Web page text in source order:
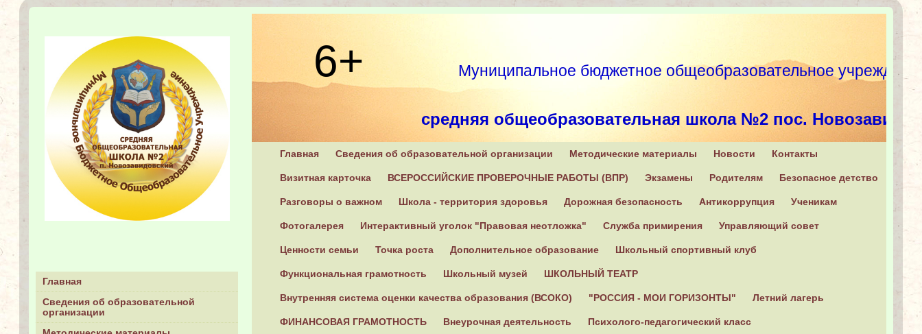
Главная
Сведения об образовательной
организации
6+ Муниципальное бюджетное общеобразовательное
средняя общеобразовательная школа №2 пос.
171270, Тверская область, Конаковский район, п. Новозавидовский, ул. Советская, 6
+7 (482 42) 2-16-31
Главная Сведения об образовательной организации Методические материалы Новости Контакты
Визитная карточка ВСЕРОССИЙСКИЕ ПРОВЕРОЧНЫЕ РАБОТЫ (ВПР) Экзамены Родителям Безопасное детство
Разговоры о важном Школа - территория здоровья Дорожная безопасность Антикоррупция Ученикам
Фотогалерея Интерактивный уголок "Правовая неотложка" Служба примирения Управляющий совет
Ценности семьи Точка роста Дополнительное образование Школьный спортивный клуб
Функциональная грамотность Школьный музей ШКОЛЬНЫЙ ТЕАТР
Внутренняя система оценки качества образования (ВСОКО) "РОССИЯ - МОИ ГОРИЗОНТЫ" Летний лагерь
ФИНАНСОВАЯ ГРАМОТНОСТЬ Внеурочная деятельность Психолого-педагогический класс